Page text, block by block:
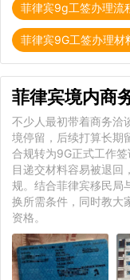
菲律宾9g工签办理流
菲律宾9G工签办理材
不少人最初带着商务洽
境停留，后续打算长期
合规转为9G正式工作
目递交材料容易被退回
规。结合菲律宾移民局
换所需条件，同时教大
资格。